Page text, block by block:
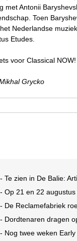
met Antonii
Toen
Nederlandse
Etudes.
voor Classical
Grycko
- Te zien in De Balie:
- Op 21 en 22
- De Reclamefabriek
- Dordtenaren dragen
- Nog twee weken